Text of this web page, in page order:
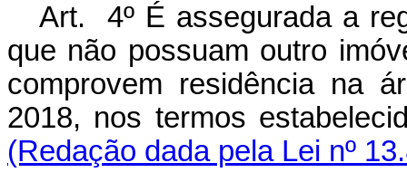
Art. 4º É assegurada a
que não possuam outro
comprovem residência na
2018, nos termos
(Redação dada pela Lei nº